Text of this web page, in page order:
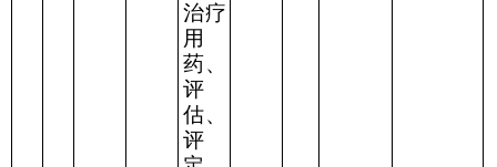
治疗
用
药、
评
估、
评